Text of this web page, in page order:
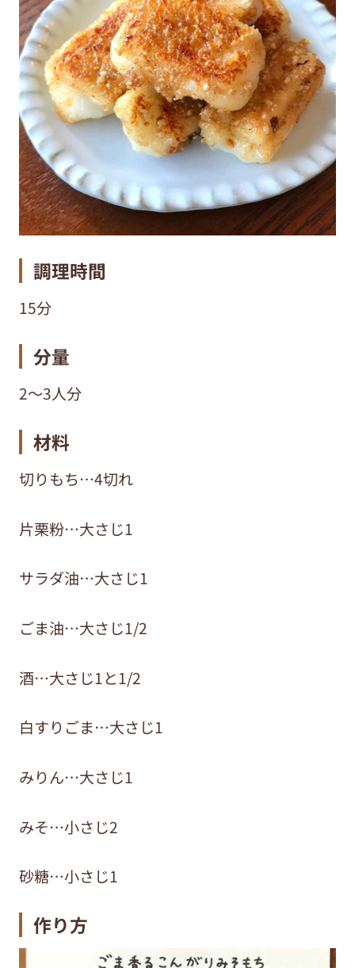
調理時間
15分
分量
2～3人分
材料
切りもち…4切れ
片栗粉…大さじ1
サラダ油…大さじ1
ごま油…大さじ1/2
酒…大さじ1と1/2
白すりごま…大さじ1
みりん…大さじ1
みそ…小さじ2
砂糖…小さじ1
作り方